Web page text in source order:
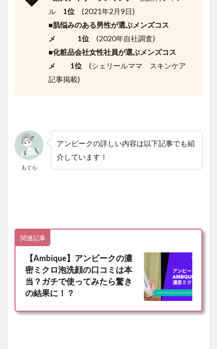
ル 1位 (2021年2月9日)
■肌悩みのある男性が選ぶメンズコス
メ
1位 (2020年自社調査)
■化粧品会社女性社員が選ぶメンズコス
メ
1位 (シェリールママ スキンケア
記事掲載)
もぐら
アンビークの詳しい内容は以下記事でも紹
介しています！
関連記事
【Ambique】アンビークの濃
密ミクロ泡洗顔の口コミは本
当？ガチで使ってみたら驚き
の結果に！？